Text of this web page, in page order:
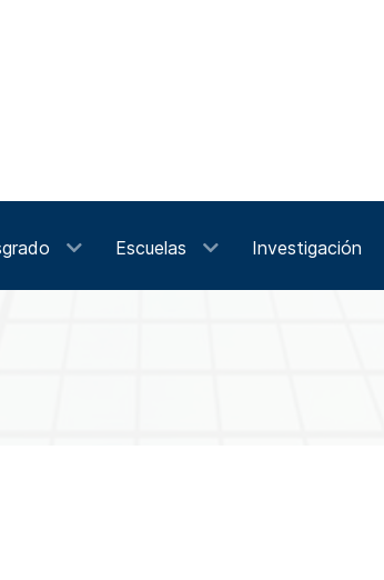
Escuelas Investigación